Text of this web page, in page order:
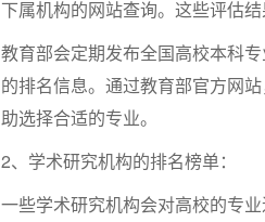
下属机构的网站查询。这些评估
教育部会定期发布全国高校本科
的排名信息。通过教育部官方网
助选择合适的专业。
2、学术研究机构的排名榜单：
一些学术研究机构会对高校的专